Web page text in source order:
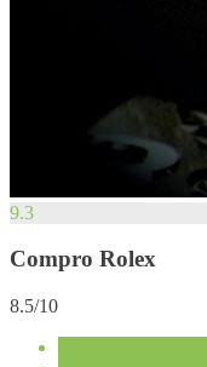
9.3
Compro Rolex
8.5/10